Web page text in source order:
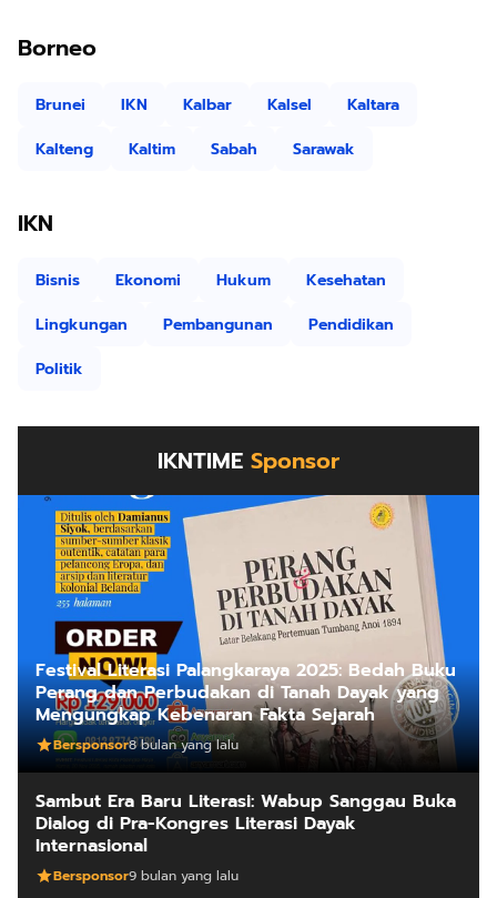
Borneo
Brunei IKN Kalbar Kalsel
Kaltara
Kalteng
Kaltim Sabah Sarawak
IKN
Bisnis Ekonomi Hukum
Kesehatan
Lingkungan
Pembangunan
Pendidikan
Politik
IKNTIME Sponsor
Festival Literasi Palangkaraya 2025: Bedah Buku
Perang dan Perbudakan di Tanah Dayak yang
Mengungkap Kebenaran Fakta Sejarah
Bersponsor8 bulan yang lalu
Sambut Era Baru Literasi: Wabup Sanggau Buka
Dialog di Pra-Kongres Literasi Dayak
Internasional
Bersponsor9 bulan yang lalu